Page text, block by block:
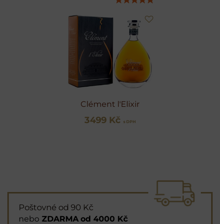
Clément l'Elixir
3499 Kč s DPH
Poštovné od 90 Kč
nebo ZDARMA od 4000 Kč